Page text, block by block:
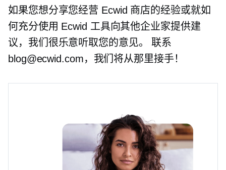
如果您想分享您经营 Ecwid 商店的经验或就如
何充分使用 Ecwid 工具向其他企业家提供建
议，我们很乐意听取您的意见。 联系
blog@ecwid.com，我们将从那里接手！